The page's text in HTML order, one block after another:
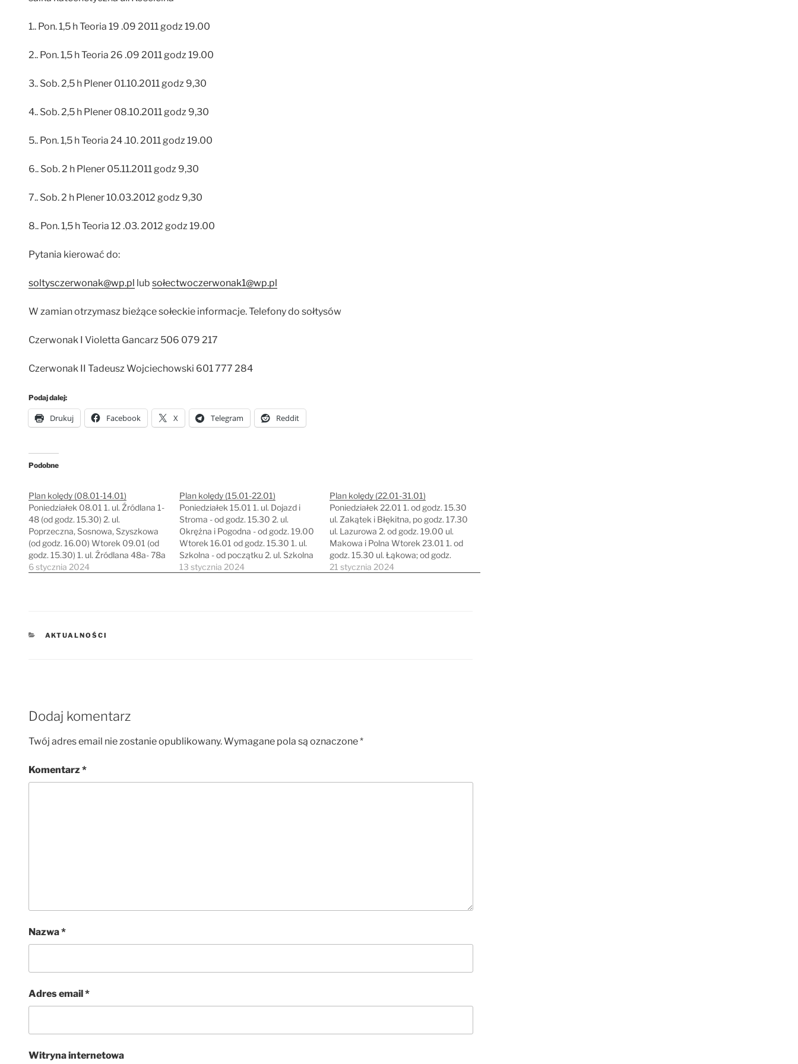
1.. Pon. 1,5 h Teoria 19 .09 2011 godz 19.00
2.. Pon. 1,5 h Teoria 26 .09 2011 godz 19.00
3.. Sob. 2,5 h Plener 01.10.2011 godz 9,30
4.. Sob. 2,5 h Plener 08.10.2011 godz 9,30
5.. Pon. 1,5 h Teoria 24 .10. 2011 godz 19.00
6.. Sob. 2 h Plener 05.11.2011 godz 9,30
7.. Sob. 2 h Plener 10.03.2012 godz 9,30
8.. Pon. 1,5 h Teoria 12 .03. 2012 godz 19.00
Pytania kierować do:
soltysczerwonak@wp.pl lub sołectwoczerwonak1@wp.pl
W zamian otrzymasz bieżące sołeckie informacje. Telefony do sołtysów
Czerwonak I Violetta Gancarz 506 079 217
Czerwonak II Tadeusz Wojciechowski 601 777 284
Podaj dalej:
Drukuj Facebook X Telegram Reddit
Podobne
Plan kolędy (08.01-14.01)
Poniedziałek 08.01 1. ul. Źródlana 1-
48 (od godz. 15.30) 2. ul.
Poprzeczna, Sosnowa, Szyszkowa
(od godz. 16.00) Wtorek 09.01 (od
godz. 15.30) 1. ul. Źródlana 48a- 78a
2. ul. Źródlana 98-79 (od końca ulicy)
6 stycznia 2024
Plan kolędy (15.01-22.01)
Poniedziałek 15.01 1. ul. Dojazd i
Stroma - od godz. 15.30 2. ul.
Okrężna i Pogodna - od godz. 19.00
Wtorek 16.01 od godz. 15.30 1. ul.
Szkolna - od początku 2. ul. Szkolna
- od końca ulicy Środa 17.01 od
13 stycznia 2024
Plan kolędy (22.01-31.01)
Poniedziałek 22.01 1. od godz. 15.30
ul. Zakątek i Błękitna, po godz. 17.30
ul. Lazurowa 2. od godz. 19.00 ul.
Makowa i Polna Wtorek 23.01 1. od
godz. 15.30 ul. Łąkowa; od godz.
16.00 os. Przylesie 1 2. od godz.
21 stycznia 2024
KATEGORIE
AKTUALNOŚCI
Dodaj komentarz
Twój adres email nie zostanie opublikowany.Wymagane pola są oznaczone*
Komentarz *
Nazwa*
Adres email*
Witryna internetowa